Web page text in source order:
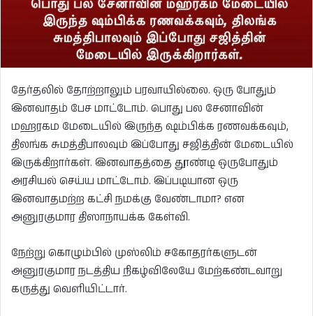
தேர்தலில் தோற்றாலும் பரவாயில்லை. ஒரு போதும்
இனவாதம் பேச மாட்டோம். பொது பல சேனாவின்
மஹரகம மேடையில் இருந்த ஷம்பிக்க ரணவக்கவும்,
திலங்க சுமத்திபாலவும் இப்போது சஜித்தின் மேடையில்
இருக்கிறார்கள். இனவாதத்தை தூண்டி ஒருபோதும்
அரசியல் செய்ய மாட்டோம். இப்படியான ஒரு
இனவாதமற்ற கட்சி நமக்கு வேண்டாமா? என
அனுரகுமார திஸாநாயக்க கேள்வி.
நேற்று கொழும்பில் முஸ்லிம் சகோதரர்களுடன்
அனுரகுமார நடத்திய நிகழ்விலேயே மேற்கண்டவாறு
கருத்து வெளியிட்டார்.